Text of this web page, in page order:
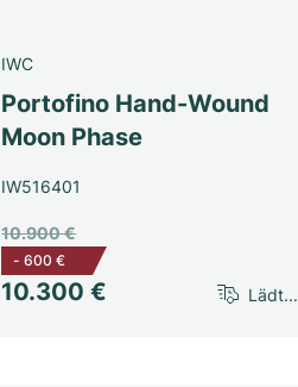
IWC
Portofino Hand-Wound
Moon Phase
IW516401
10.300 €
10.900 €
- 600 €
Lädt...